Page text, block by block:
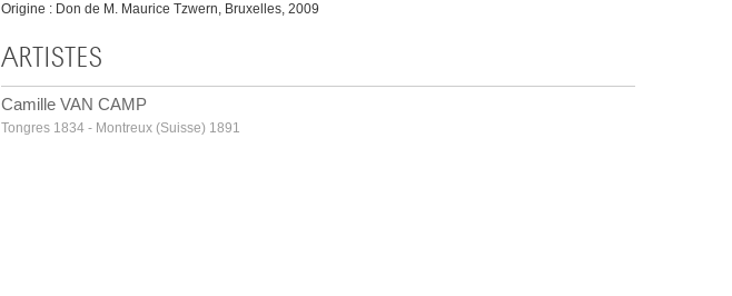
Origine : Don de M. Maurice Tzwern, Bruxelles, 2009
ARTISTES
Camille VAN CAMP
Tongres 1834 - Montreux (Suisse) 1891